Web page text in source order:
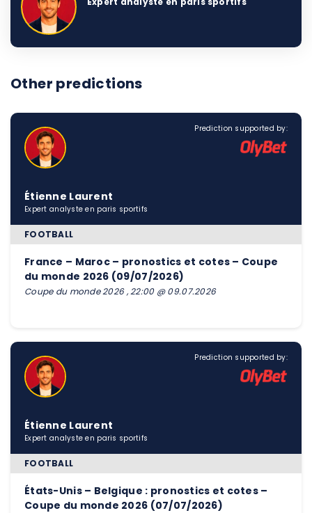
Other predictions
Prediction supported by:
Étienne Laurent
Expert analyste en paris sportifs
FOOTBALL
France – Maroc – pronostics et cotes – Coupe
du monde 2026 (09/07/2026)
Coupe du monde 2026 , 22:00 @ 09.07.2026
Prediction supported by:
Étienne Laurent
Expert analyste en paris sportifs
FOOTBALL
États-Unis – Belgique : pronostics et cotes –
Coupe du monde 2026 (07/07/2026)